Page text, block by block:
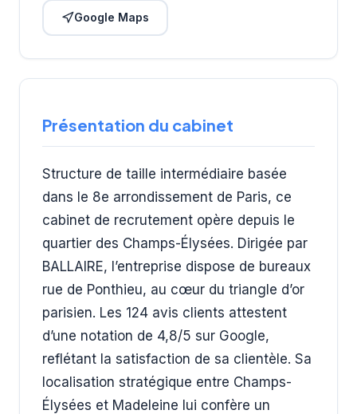
Google Maps
Présentation du cabinet
Structure de taille intermédiaire basée
dans le 8e arrondissement de Paris, ce
cabinet de recrutement opère depuis le
quartier des Champs-Élysées. Dirigée par
BALLAIRE, l’entreprise dispose de bureaux
rue de Ponthieu, au cœur du triangle d’or
parisien. Les 124 avis clients attestent
d’une notation de 4,8/5 sur Google,
reflétant la satisfaction de sa clientèle. Sa
localisation stratégique entre Champs-
Élysées et Madeleine lui confère un